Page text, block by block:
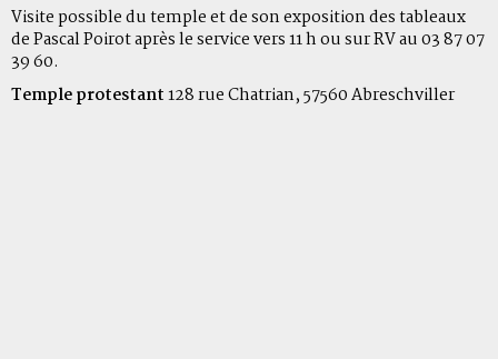
Visite possible du temple et de son exposition des tableaux
de Pascal Poirot après le service vers 11 h ou sur RV au 03 87 07
39 60.
Temple protestant128 rue Chatrian, 57560 Abreschviller